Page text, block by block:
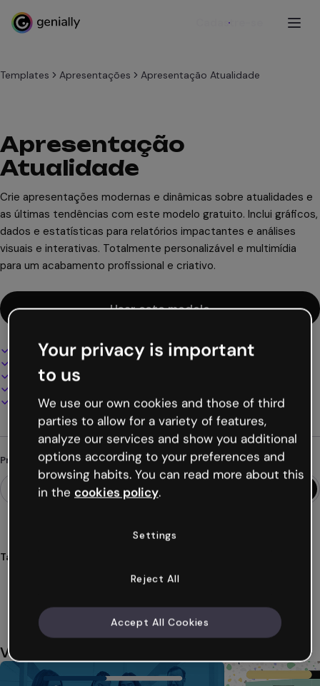
Cadastre-se
Templates Apresentações Apresentação Atualidade
Apresentação
Atualidade
Crie apresentações modernas e dinâmicas sobre atualidades e
as últimas tendências com este modelo gratuito. Inclui gráficos,
dados e estatísticas para relatórios impactantes e análises
visuais e interativas. Totalmente personalizável e multimídia
para um acabamento profissional e criativo.
Usar este modelo
Design interativo e animado
100% personalizável
Adicione áudio, vídeo e multimídia
Baixe em PDF, MP4 e outros formatos
Procurando algo diferente?
Tags
atualidade notícias
Você também pode gostar
Your privacy is important
to us
We use our own cookies and those of third
parties to allow for a variety of features,
analyze our services and show you additional
options according to your preferences and
browsing habits. You can read more about this
in the cookies policy.
Settings
Reject All
Accept All Cookies